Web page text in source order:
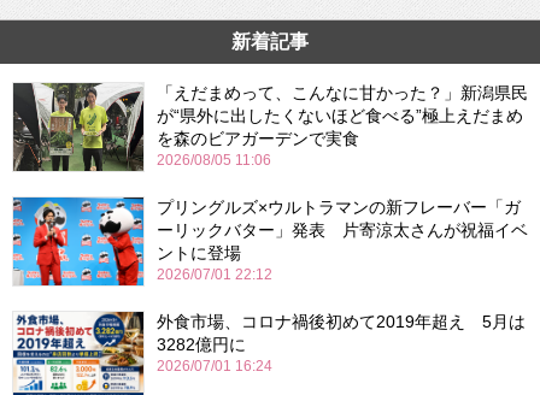
新着記事
「えだまめって、こんなに甘かった？」新潟県民
が“県外に出したくないほど食べる”極上えだまめ
を森のビアガーデンで実食
2026/08/05 11:06
プリングルズ×ウルトラマンの新フレーバー「ガ
ーリックバター」発表 片寄涼太さんが祝福イベ
ントに登場
2026/07/01 22:12
外食市場、コロナ禍後初めて2019年超え 5月は
3282億円に
2026/07/01 16:24